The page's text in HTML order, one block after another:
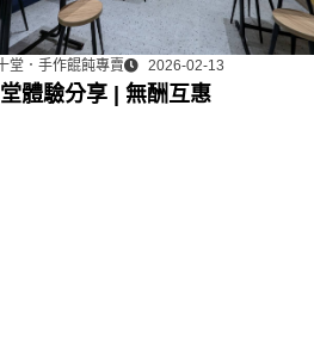
堂．手作餛飩專賣 2026-02-13
體驗分享 | 無酬互惠